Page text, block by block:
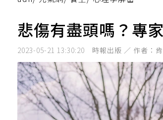
悲傷有盡頭嗎？專
2023-05-21 13:30:20 時報出版 ／ 作者：